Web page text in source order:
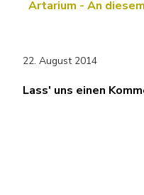
Artarium - An
22. August 2014
Lass' uns einen